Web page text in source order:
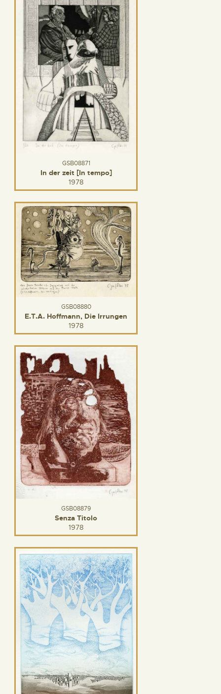
GSB08871
In der zeit [In tempo]
1978
GSB08880
E.T.A. Hoffmann, Die Irrungen
1978
GSB08879
Senza Titolo
1978